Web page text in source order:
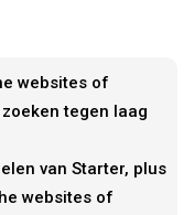
websites of
tegen laag
van Starter, plus
websites of